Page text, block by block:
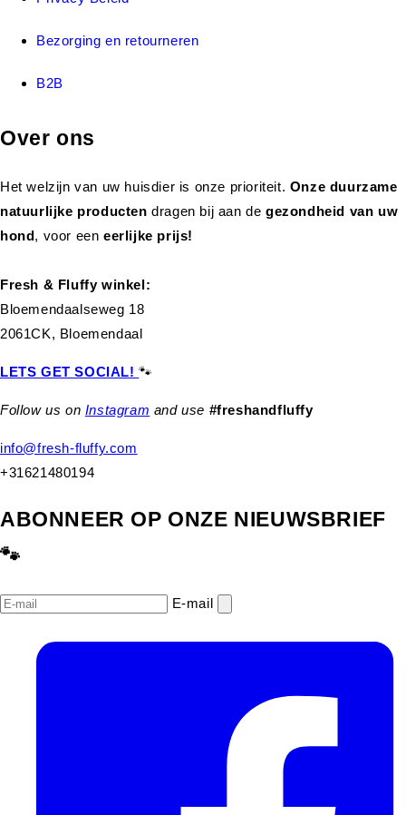
Bezorging en retourneren
B2B
Over ons
Het welzijn van uw huisdier is onze prioriteit. Onze duurzame
natuurlijke productendragen bij aan de gezondheid van uw
hond, voor eeneerlijke prijs!
Fresh & Fluffy winkel:
Bloemendaalseweg 18
2061CK, Bloemendaal
LETS GET SOCIAL!🐾
Follow us on Instagram and use #freshandfluffy
info@fresh-fluffy.com
+31621480194
ABONNEER OP ONZE NIEUWSBRIEF
🐾
E‑mail